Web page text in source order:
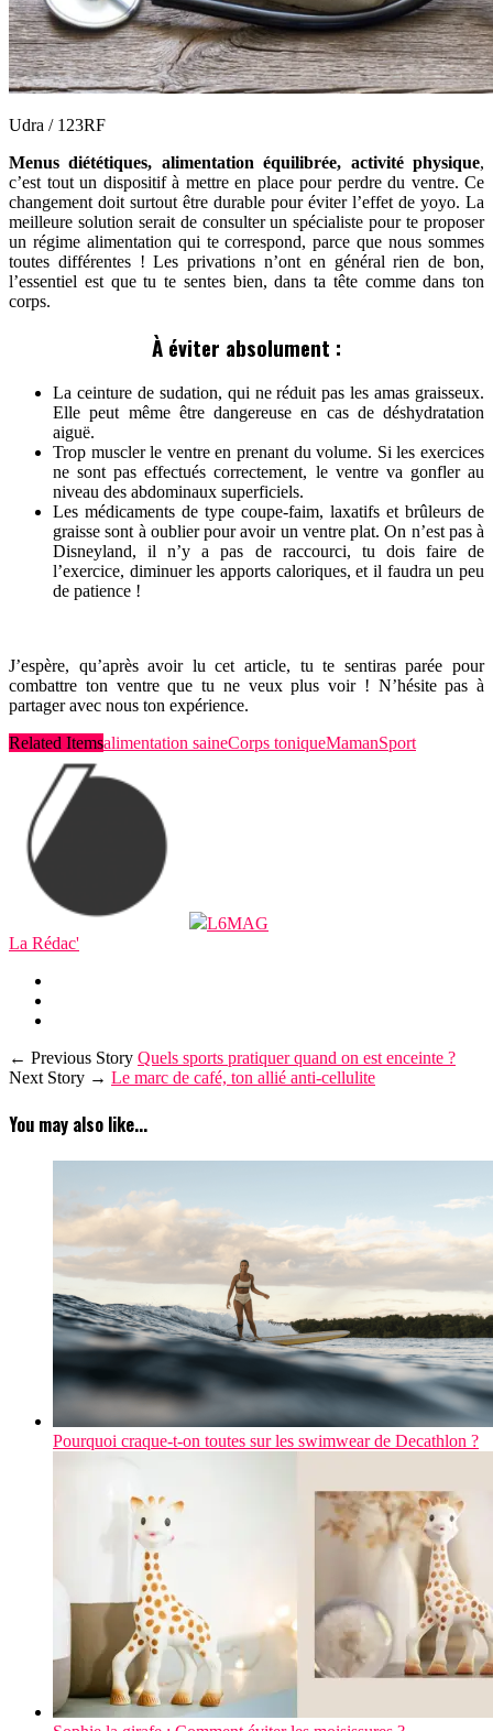
Udra / 123RF
Menus diététiques, alimentation équilibrée, activité physique,
c’est tout un dispositif à mettre en place pour perdre du ventre. Ce
changement doit surtout être durable pour éviter l’effet de yoyo. La
meilleure solution serait de consulter un spécialiste pour te proposer
un régime alimentation qui te correspond, parce que nous sommes
toutes différentes ! Les privations n’ont en général rien de bon,
l’essentiel est que tu te sentes bien, dans ta tête comme dans ton
corps.
À éviter absolument :
La ceinture de sudation, qui ne réduit pas les amas graisseux.
Elle peut même être dangereuse en cas de déshydratation
aiguë.
Trop muscler le ventre en prenant du volume. Si les exercices
ne sont pas effectués correctement, le ventre va gonfler au
niveau des abdominaux superficiels.
Les médicaments de type coupe-faim, laxatifs et brûleurs de
graisse sont à oublier pour avoir un ventre plat. On n’est pas à
Disneyland, il n’y a pas de raccourci, tu dois faire de
l’exercice, diminuer les apports caloriques, et il faudra un peu
de patience !
J’espère, qu’après avoir lu cet article, tu te sentiras parée pour
combattre ton ventre que tu ne veux plus voir ! N’hésite pas à
partager avec nous ton expérience.
Related Itemsalimentation saineCorps toniqueMamanSport
L6MAG
La Rédac'
← Previous Story Quels sports pratiquer quand on est enceinte ?
Next Story → Le marc de café, ton allié anti-cellulite
You may also like...
Pourquoi craque-t-on toutes sur les swimwear de Decathlon ?